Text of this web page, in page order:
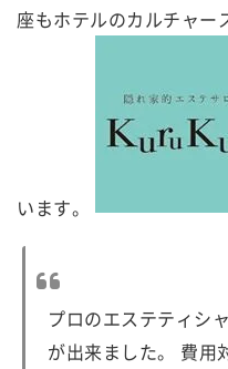
座もホテルのカルチャー
います。
プロのエステティシ
が出来ました。 費用